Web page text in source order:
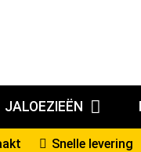
JALOEZIEËN
Snelle levering